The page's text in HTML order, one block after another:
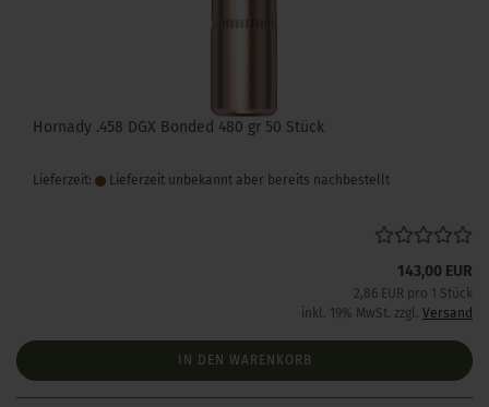
Hornady .458 DGX Bonded 480 gr 50 Stück
Lieferzeit: Lieferzeit unbekannt aber bereits nachbestellt
143,00 EUR
2,86 EUR pro 1 Stück
inkl. 19% MwSt. zzgl. Versand
IN DEN WARENKORB